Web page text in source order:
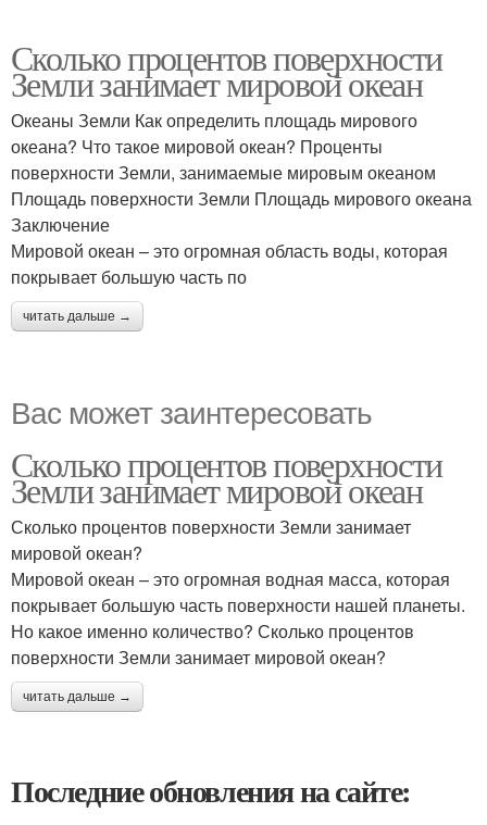
Сколько процентов поверхности
Земли занимает мировой океан
Океаны Земли Как определить площадь мирового
океана? Что такое мировой океан? Проценты
поверхности Земли, занимаемые мировым океаном
Площадь поверхности Земли Площадь мирового океана
Заключение
Мировой океан – это огромная область воды, которая
покрывает большую часть по
читать дальше →
Вас может заинтересовать
Сколько процентов поверхности
Земли занимает мировой океан
Сколько процентов поверхности Земли занимает
мировой океан?
Мировой океан – это огромная водная масса, которая
покрывает большую часть поверхности нашей планеты.
Но какое именно количество? Сколько процентов
поверхности Земли занимает мировой океан?
читать дальше →
Последние обновления на сайте: